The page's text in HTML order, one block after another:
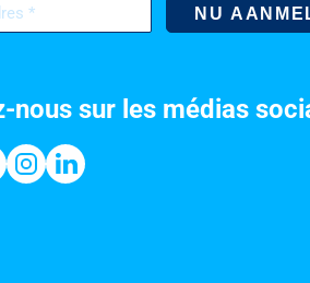
nous sur les médias